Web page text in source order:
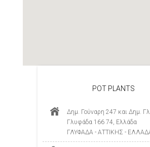
POT PLANTS
Δημ. Γούναρη 247 και Δημ.
Γλυφάδα 166 74, Ελλάδα
ΓΛΥΦΑΔΑ - ΑΤΤΙΚΗΣ -